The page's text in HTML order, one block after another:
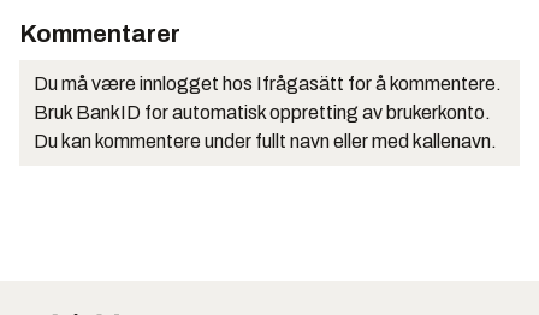
Kommentarer
Du må være innlogget hos Ifrågasätt for å kommentere.
Bruk BankID for automatisk oppretting av brukerkonto.
Du kan kommentere under fullt navn eller med kallenavn.